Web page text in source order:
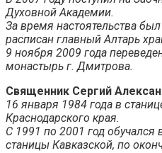
Духовной Академии.
За время настоятельства
расписан главный Алтарь
9 ноября 2009 года
монастырь г. Дмитрова.
Священник Сергий
16 января 1984 года в
Краснодарского края.
С 1991 по 2001 год
станицы Кавказской, по